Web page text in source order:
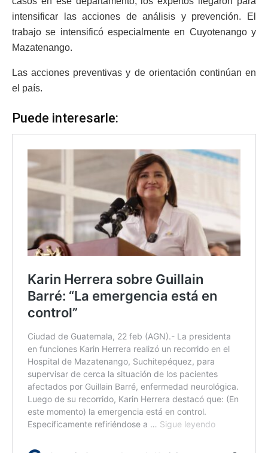
intensificar las acciones de análisis y prevención. El
trabajo se intensificó especialmente en Cuyotenango y
Mazatenango.
Las acciones preventivas y de orientación continúan en
el país.
Puede interesarle: